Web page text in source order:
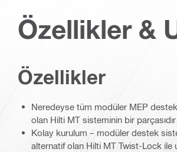
Özellikler &
Özellikler
Neredeyse tüm modüler MEP
olan Hilti MT sisteminin bir parçasıdır
Kolay kurulum – modüler destek
alternatif olan Hilti MT Twist-Lock ile